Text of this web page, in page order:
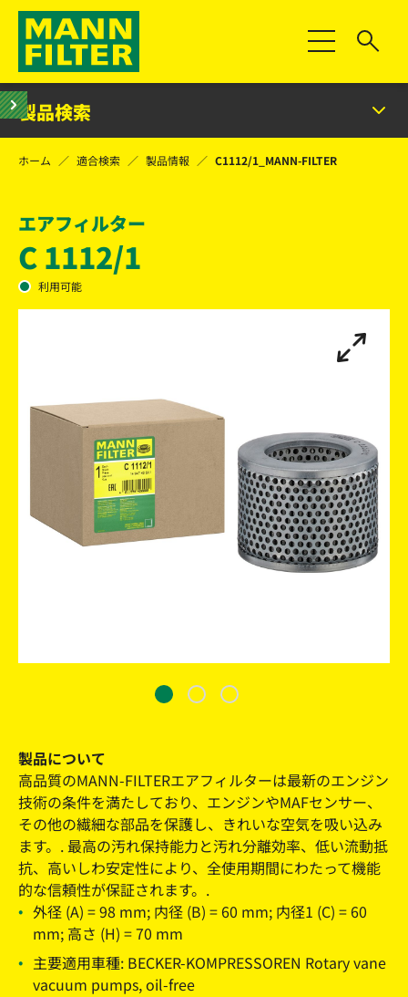
Toggle
製品検索
ホーム 適合検索 製品情報 C1112/1_MANN-FILTER
エアフィルター
C 1112/1
利用可能
製品について
高品質のMANN-FILTERエアフィルターは最新のエンジン
技術の条件を満たしており、エンジンやMAFセンサー、
その他の繊細な部品を保護し、きれいな空気を吸い込み
ます。. 最高の汚れ保持能力と汚れ分離効率、低い流動抵
抗、高いしわ安定性により、全使用期間にわたって機能
的な信頼性が保証されます。.
外径 (A) = 98 mm; 内径 (B) = 60 mm; 内径1 (C) = 60
mm; 高さ (H) = 70 mm
主要適用車種: BECKER-KOMPRESSOREN Rotary vane
vacuum pumps, oil-free